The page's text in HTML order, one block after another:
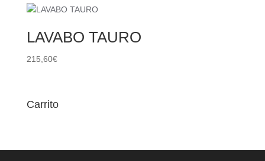
LAVABO TAURO
215,60€
Carrito